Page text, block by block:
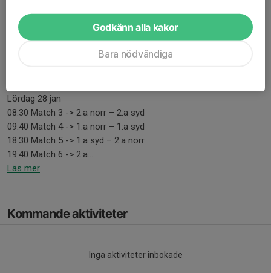
2 jan 2023
0 kommentarer
Fredag 27 jan
19.30 Match 1 -> 1:a norr-2:a norr
Lördag 28 jan
08.30 Match 3 -> 2:a norr – 2:a syd
09.40 Match 4 -> 1:a norr – 1:a syd
18.30 Match 5 -> 1:a syd – 2:a norr
19.40 Match 6 -> 2:a...
Läs mer
Kommande aktiviteter
Inga aktiviteter inbokade
Godkänn alla kakor
Bara nödvändiga